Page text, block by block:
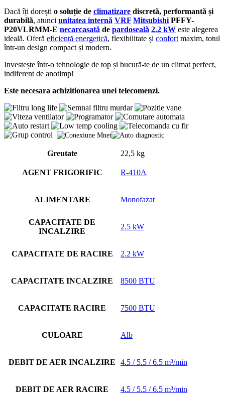
Dacă îți dorești o soluție de climatizare discretă, performantă și
durabilă, atunci unitatea internă VRF Mitsubishi PFFY-
P20VLRMM-E necarcasată de pardoseală 2.2 kW este alegerea
ideală. Oferă eficiență energetică, flexibilitate și confort maxim, totul
într-un design compact și modern.
Investește într-o tehnologie de top și bucură-te de un climat perfect,
indiferent de anotimp!
Este necesara achizitionarea unei telecomenzi.
Greutate 22,5 kg
AGENT FRIGORIFIC R-410A
ALIMENTARE Monofazat
CAPACITATE DE
INCALZIRE
2.5 kW
CAPACITATE DE RACIRE 2.2 kW
CAPACITATE INCALZIRE 8500 BTU
CAPACITATE RACIRE 7500 BTU
CULOARE Alb
DEBIT DE AER INCALZIRE 4.5 / 5.5 / 6.5 m³/min
DEBIT DE AER RACIRE 4.5 / 5.5 / 6.5 m³/min